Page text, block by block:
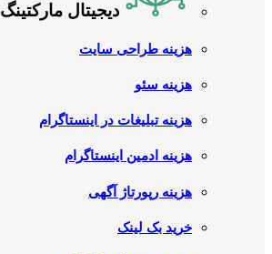
دیجیتال مارکتینگ
هزینه طراحی سایت
هزینه سئو
هزینه تبلیغات در اینستاگرام
هزینه ادمین اینستاگرام
هزینه رپورتاژ آگهی
خرید بک لینک